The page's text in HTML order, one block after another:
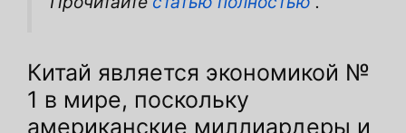
Китай является экономикой №
1 в мире, поскольку
американские миллиардеры и